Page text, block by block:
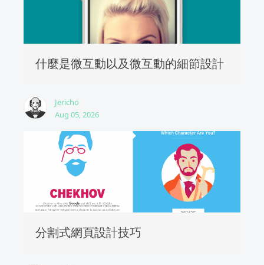
什麼是微互動以及微互動的細節設計
Jericho
Aug 05, 2026
分割式網頁設計技巧